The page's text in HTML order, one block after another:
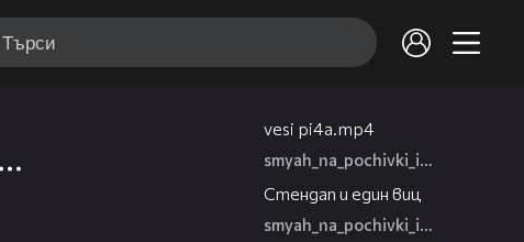
vesi pi4a.mp4
smyah_na_pochivki_igra
Стендап и един виц
smyah_na_pochivki_igra